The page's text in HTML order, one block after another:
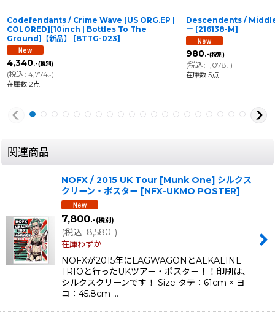
Codefendants / Crime Wave [US ORG.EP |
COLORED][10inch | Bottles To The
Ground]【新品】
[BTTG-023]
4,340.-(税別)
(税込: 4,774.-)
在庫数 2点
Descendents /
ー [216138-M]
980.-(税別)
(税込: 1,078 .-)
在庫数 5点
関連商品
NOFX / 2015 UK Tour [Munk One] シルクス
クリーン・ポスター [NFX-UKMO POSTER]
7,800.-(税別)
(税込: 8,580.-)
在庫わずか
NOFXが2015年にLAGWAGONとALKALINE
TRIOと行ったUKツアー・ポスター！！印刷は、
シルクスクリーンです！ Size タテ：61cm × ヨ
コ：45.8cm …